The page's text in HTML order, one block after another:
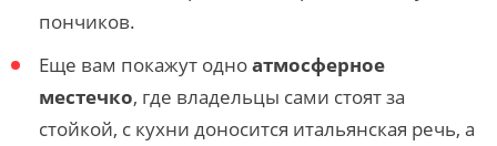
пончиков.
Еще вам покажут одноатмосферное
местечко, где владельцы сами стоят за
стойкой, с кухни доносится итальянская речь, а